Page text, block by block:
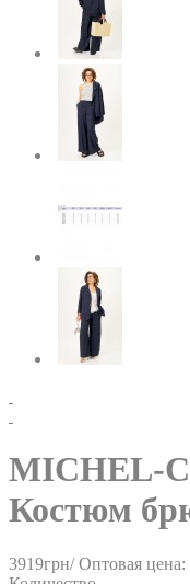
MICHEL-
Костюм
3919грн/ Оптовая цена: